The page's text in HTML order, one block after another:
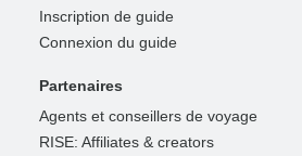
Inscription de guide
Connexion du guide
Partenaires
Agents et conseillers de voyage
RISE: Affiliates & creators